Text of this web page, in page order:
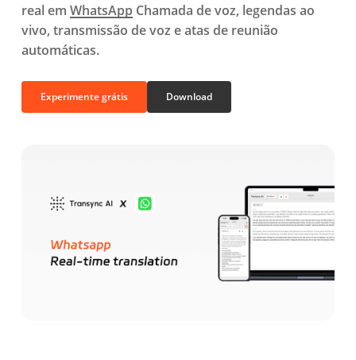
real em WhatsApp Chamada de voz, legendas ao
vivo, transmissão de voz e atas de reunião
automáticas.
Experimente grátis Download